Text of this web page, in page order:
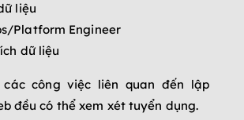
liệu
Platform Engineer
dữ liệu
công việc liên quan đến lập
đều có thể xem xét tuyển dụng.